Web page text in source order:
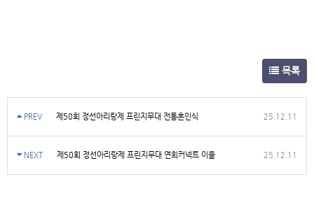
목록
PREV 제50회 정선아리랑제 프린지무대 전통혼인식 25.12.11
NEXT 제50회 정선아리랑제 프린지무대 연희커넥트 이을 25.12.11